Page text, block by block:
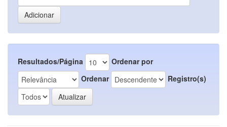
Resultados/Página
Ordenar por
Ordenar
Registro(s)